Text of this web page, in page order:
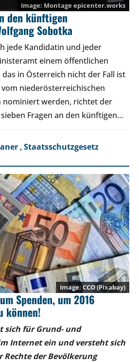
Montage epicenter.works
den künftigen
Sobotka
jede Kandidatin und jeder
einem öffentlichen
das in Österreich nicht der Fall ist
niederösterreichischen
nominiert werden, richtet der
Fragen an den künftigen…
, Staatsschutzgesetz
CCO (Pixabay)
Spenden, um 2016
können!
sich für Grund- und
Internet ein und versteht sich
Rechte der Bevölkerung